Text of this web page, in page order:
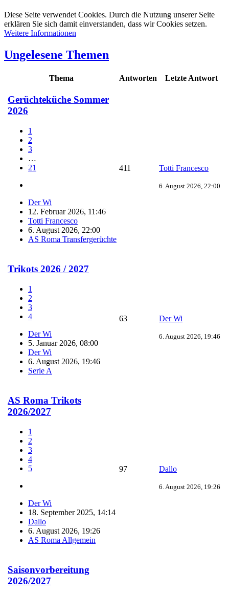
Diese Seite verwendet Cookies. Durch die Nutzung unserer Seite
erklären Sie sich damit einverstanden, dass wir Cookies setzen.
Weitere Informationen
Ungelesene Themen
Thema Antworten Letzte Antwort
Gerüchteküche Sommer
2026
1
2
3
…
21
Der Wi
12. Februar 2026, 11:46
Totti Francesco
6. August 2026, 22:00
AS Roma Transfergerüchte
411 Totti Francesco
6. August 2026, 22:00
Trikots 2026 / 2027
1
2
3
4
Der Wi
5. Januar 2026, 08:00
Der Wi
6. August 2026, 19:46
Serie A
63 Der Wi
6. August 2026, 19:46
AS Roma Trikots
2026/2027
1
2
3
4
5
Der Wi
18. September 2025, 14:14
Dallo
6. August 2026, 19:26
AS Roma Allgemein
97 Dallo
6. August 2026, 19:26
Saisonvorbereitung
2026/2027